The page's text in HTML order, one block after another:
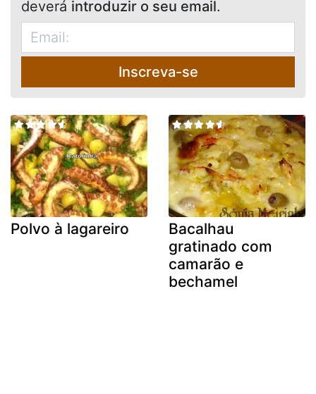
deverá introduzir o seu email.
Inscreva-se
Polvo à lagareiro
Bacalhau
gratinado com
camarão e
bechamel